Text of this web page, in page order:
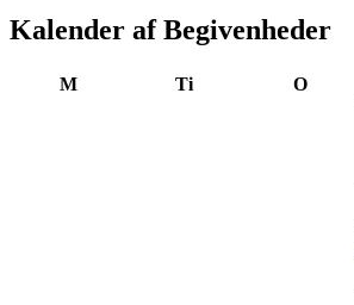
Kalender af Begivenheder
Mmandag Titirsdag Oonsdag